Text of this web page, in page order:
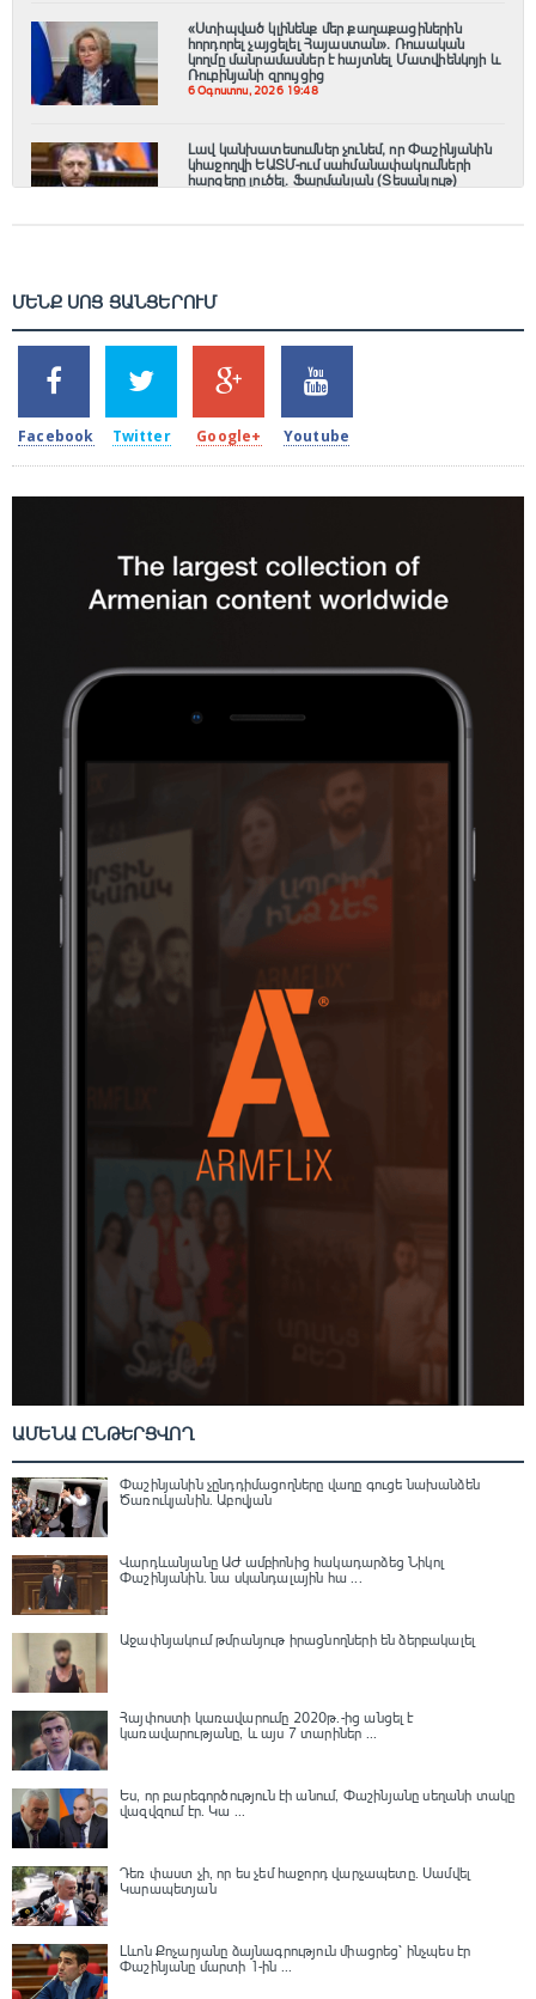
«Ստիպված կլինենք մեր քաղաքացիներին
հորդորել չայցելել Հայաստան»․ Ռուսական
կողմը մանրամասներ է հայտնել Մատվիենկոյի և
Ռուբինյանի զրույցից
6 Օգոստոս, 2026 19:48
Լավ կանխատեսումներ չունեմ, որ Փաշինյանին
կհաջողվի ԵԱՏՄ-ում սահմանափակումների
հարցերը լուծել. Ֆարմանյան (Տեսանյութ)
ՄԵՆՔ ՍՈՑ ՑԱՆՑԵՐՈՒՄ
2k
SHARES
Facebook
1.5k
TWEETS
Twitter
203
SHARES
Google+
620
SHARES
Youtube
ԱՄԵՆԱ ԸՆԹԵՐՑՎՈՂ
Փաշինյանին չընդդիմացողները վաղը գուցե նախանձեն
Ծառուկյանին. Աբովյան
Վարդևանյանը ԱԺ ամբիոնից հակադարձեց Նիկոլ
Փաշինյանին․ նա սկանդալային հա ...
Աջափնյակում թմրանյութ իրացնողների են ձերբակալել
Հայփոստի կառավարումը 2020թ.-ից անցել է
կառավարությանը, և այս 7 տարիներ ...
Ես, որ բարեգործություն էի անում, Փաշինյանը սեղանի տակը
վազվզում էր․ Կա ...
Դեռ փաստ չի, որ ես չեմ հաջորդ վարչապետը․ Սամվել
Կարապետյան
Լևոն Քոչարյանը ձայնագրություն միացրեց՝ ինչպես էր
Փաշինյանը մարտի 1-ին ...